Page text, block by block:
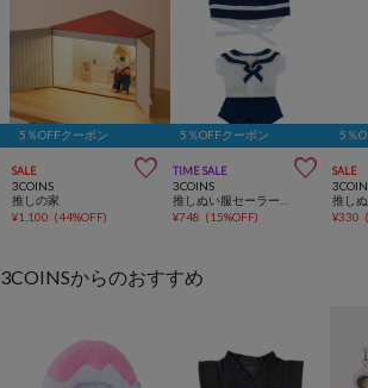
5％OFFクーポン
SALE 
3COINS
推しの家
¥1,100 (44%OFF)
5％OFFクーポン
TIME SALE 
3COINS
¥748 (15%OFF)
5％
SALE
¥330
3COINSからのおすすめ